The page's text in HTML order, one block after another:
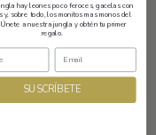
hay leones poco feroces, gacelas con
y, sobre todo, los monitos mas monos del
Únete a nuestra jungla y obtén tu primer
regalo.
SUSCRÍBETE